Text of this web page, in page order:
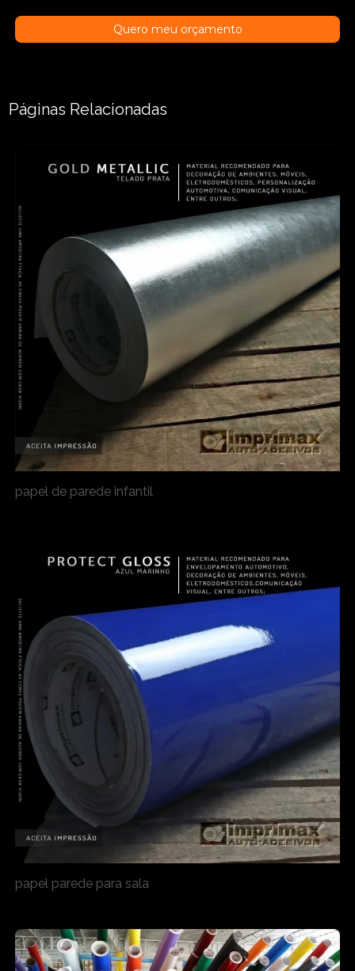
Quero meu orçamento
Páginas Relacionadas
papel de parede infantil
papel parede para sala